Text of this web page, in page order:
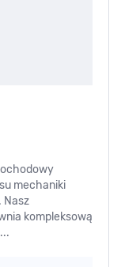
mechaniki
Nasz
kompleksową